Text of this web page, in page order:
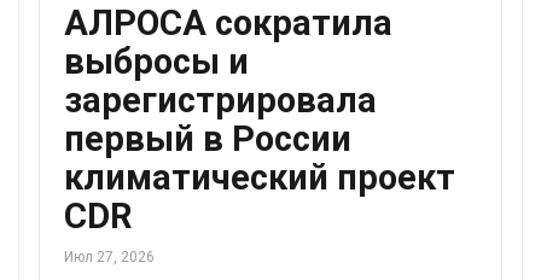
АЛРОСА сократила
выбросы и
зарегистрировала
первый в России
климатический проект
CDR
Июл 27, 2026